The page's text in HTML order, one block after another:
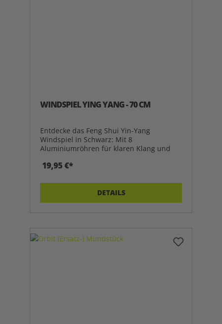
WINDSPIEL YING YANG - 70 CM
Entdecke das Feng Shui Yin-Yang
Windspiel in Schwarz: Mit 8
Aluminiumröhren für klaren Klang und
19,95 €*
DETAILS